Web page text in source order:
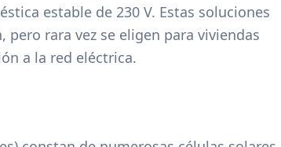
estable de 230 V. Estas soluciones
rara vez se eligen para viviendas
a la red eléctrica.